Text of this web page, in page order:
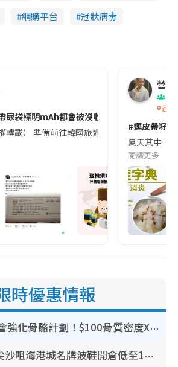
網購平台 冠狀病毒
尿袋標明mAh都會被沒收😱出發前切記檢查
權轉載） 準備前往韓國旅遊的民眾，近期要
營養
香港
#連皮帶籽
夏天其中一
閱讀更多
時優惠情報
港大推賽馬會強化骨骼計劃！$100骨質密度X光檢查 完成免費運動訓練送超市禮券！附參加資格
開倉優惠 | 尖沙咀海港城名牌波鞋開倉低至1折！On鞋$899起／Joy&Peace鞋履$98起